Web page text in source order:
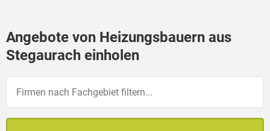
Angebote von Heizungsbauern aus
Stegaurach einholen